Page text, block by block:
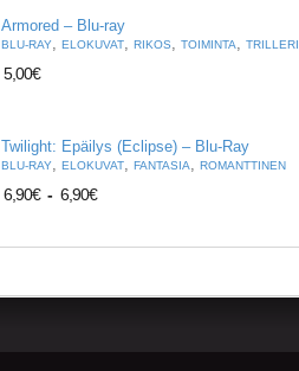
Armored – Blu-ray
BLU-RAY, ELOKUVAT, RIKOS, TOIMINTA, TRILLERI
5,00€
Twilight: Epäilys (Eclipse) – Blu-Ray
BLU-RAY, ELOKUVAT, FANTASIA, ROMANTTINEN
6,90€ - 6,90€